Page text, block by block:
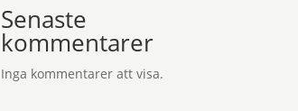
Senaste
kommentarer
Inga kommentarer att visa.